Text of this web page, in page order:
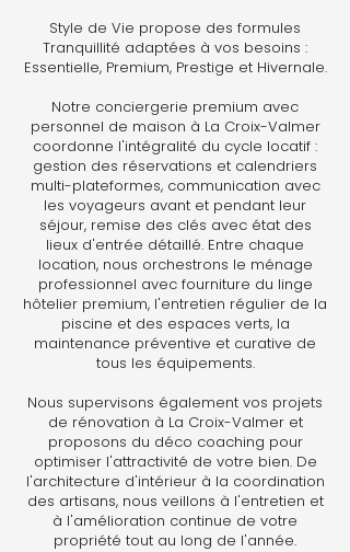
Style de Vie propose des formules
Tranquillité adaptées à vos besoins :
Essentielle, Premium, Prestige et Hivernale.
Notre conciergerie premium avec
personnel de maison à La Croix-Valmer
coordonne l'intégralité du cycle locatif :
gestion des réservations et calendriers
multi-plateformes, communication avec
les voyageurs avant et pendant leur
séjour, remise des clés avec état des
lieux d'entrée détaillé. Entre chaque
location, nous orchestrons le ménage
professionnel avec fourniture du linge
hôtelier premium, l'entretien régulier de la
piscine et des espaces verts, la
maintenance préventive et curative de
tous les équipements.
Nous supervisons également vos projets
de rénovation à La Croix-Valmer et
proposons du déco coaching pour
optimiser l'attractivité de votre bien. De
l'architecture d'intérieur à la coordination
des artisans, nous veillons à l'entretien et
à l'amélioration continue de votre
propriété tout au long de l'année.